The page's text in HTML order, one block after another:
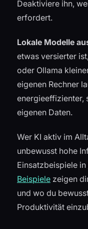
Deaktiviere ihn,
erfordert.
Lokale Modelle
etwas versierter
oder Ollama
eigenen Rechner
energieeffizienter,
eigenen Daten.
Wer KI aktiv im
unbewusst hohe
Einsatzbeispiele in
Beispiele zeigen
und wo du
Produktivität